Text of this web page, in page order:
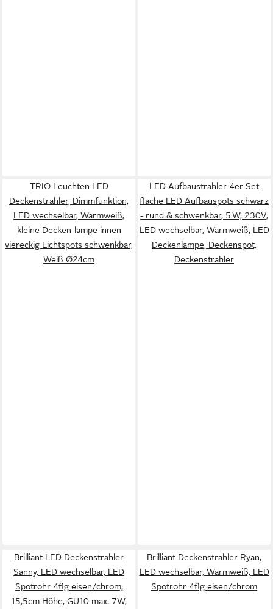
TRIO Leuchten LED
Deckenstrahler, Dimmfunktion,
LED wechselbar, Warmweiß,
kleine Decken-lampe innen
viereckig Lichtspots schwenkbar,
Weiß Ø24cm
LED Aufbaustrahler 4er Set
flache LED Aufbauspots schwarz
- rund & schwenkbar, 5 W, 230V,
LED wechselbar, Warmweiß, LED
Deckenlampe, Deckenspot,
Deckenstrahler
Brilliant LED Deckenstrahler
Sanny, LED wechselbar, LED
Spotrohr 4flg eisen/chrom,
15,5cm Höhe, GU10 max. 7W,
Brilliant Deckenstrahler Ryan,
LED wechselbar, Warmweiß, LED
Spotrohr 4flg eisen/chrom